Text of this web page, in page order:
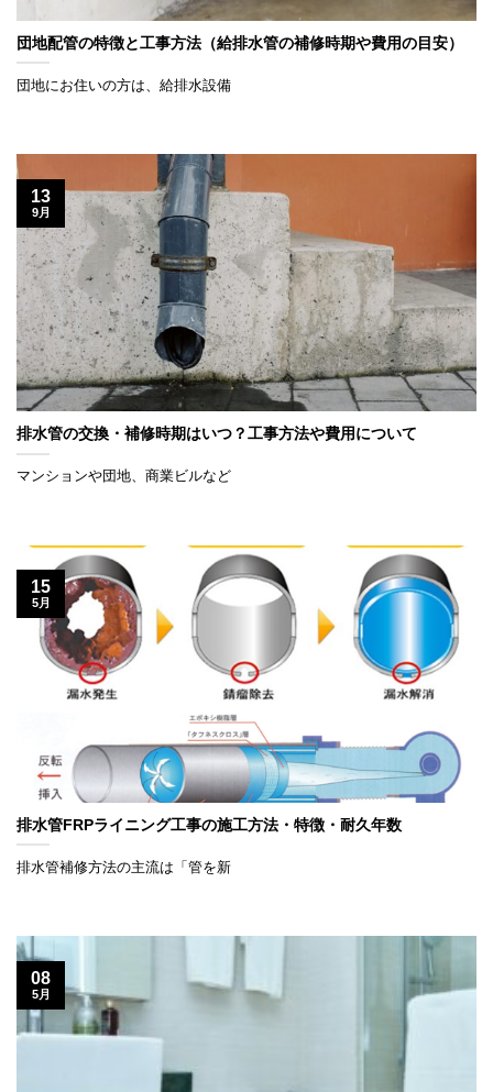
団地配管の特徴と工事方法（給排水管の補修時期や費用の目安）
団地にお住いの方は、給排水設備
排水管の交換・補修時期はいつ？工事方法や費用について
マンションや団地、商業ビルなど
13
9月
排水管FRPライニング工事の施工方法・特徴・耐久年数
排水管補修方法の主流は「管を新
15
5月
08
5月